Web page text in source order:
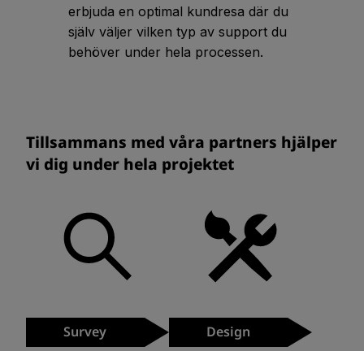
erbjuda en optimal kundresa där du
själv väljer vilken typ av support du
behöver under hela processen.
Tillsammans med våra partners hjälper
vi dig under hela projektet
Survey Design